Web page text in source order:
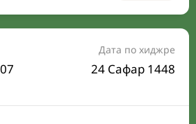
сегодня
на сегодня
Дата по хиджре
24 Сафар 1448